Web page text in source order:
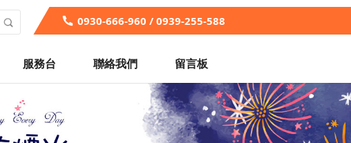
0930-666-960 / 0939-255-588
服務台 聯絡我們 留言板